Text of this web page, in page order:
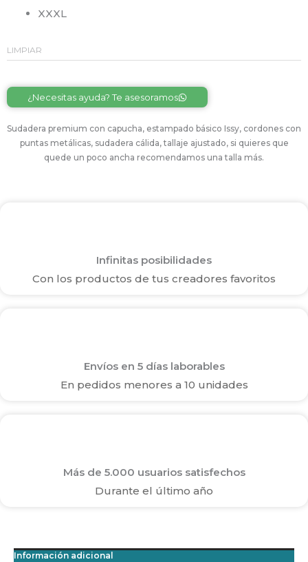
XXXL
LIMPIAR
Alternative:
¿Necesitas ayuda? Te asesoramos
Sudadera premium con capucha, estampado básico Issy, cordones con
puntas metálicas, sudadera cálida, tallaje ajustado, si quieres que
quede un poco ancha recomendamos una talla más.
Infinitas posibilidades
Con los productos de tus creadores favoritos
Envíos en 5 días laborables
En pedidos menores a 10 unidades
Más de 5.000 usuarios satisfechos
Durante el último año
Información adicional